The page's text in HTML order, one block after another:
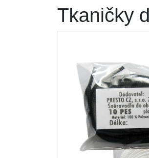
Doplňky
Obuv a ponožky
Obranné nástroje
Dárkové poukazy
Výprodej
Tkaničky